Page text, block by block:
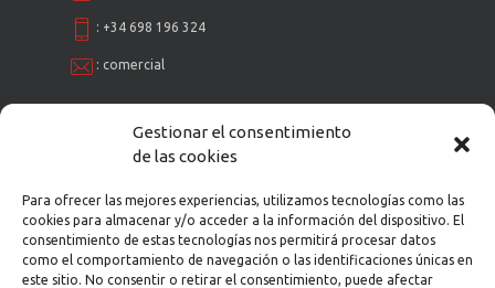
Gestionar el consentimiento
de las cookies
Para ofrecer las mejores experiencias, utilizamos tecnologías como las
cookies para almacenar y/o acceder a la información del dispositivo. El
consentimiento de estas tecnologías nos permitirá procesar datos
como el comportamiento de navegación o las identificaciones únicas en
este sitio. No consentir o retirar el consentimiento, puede afectar
: +34 698 196 324
: comercial
Taller Multimarca:
C/ Puerto Piedrafita, 1
(esquina con Avda. Constitución)
33207, Gijón (Asturias)
Horario: Ininterrumpido de 9 a 19h.